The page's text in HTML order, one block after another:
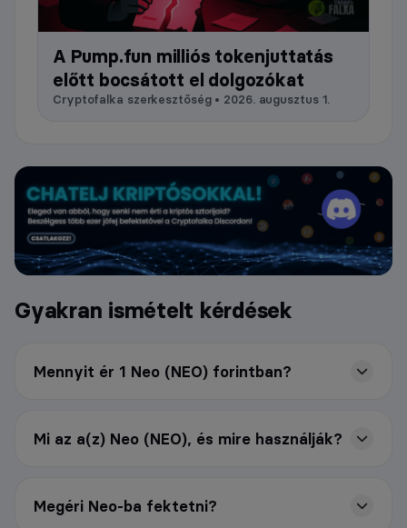
A Pump.fun milliós tokenjuttatás
előtt bocsátott el dolgozókat
Cryptofalka szerkesztőség • 2026. augusztus 1.
Gyakran ismételt kérdések
Mennyit ér 1 Neo (NEO) forintban?
Mi az a(z) Neo (NEO), és mire használják?
Megéri Neo-ba fektetni?